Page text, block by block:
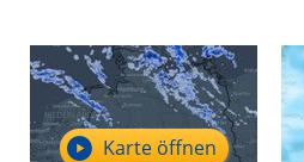
Karte öffnen